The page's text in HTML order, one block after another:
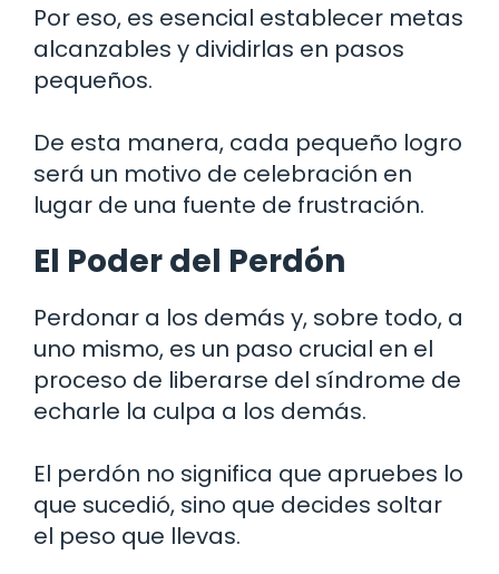
Por eso, es esencial establecer metas
alcanzables y dividirlas en pasos
pequeños.
De esta manera, cada pequeño logro
será un motivo de celebración en
lugar de una fuente de frustración.
El Poder del Perdón
Perdonar a los demás y, sobre todo, a
uno mismo, es un paso crucial en el
proceso de liberarse del síndrome de
echarle la culpa a los demás.
El perdón no significa que apruebes lo
que sucedió, sino que decides soltar
el peso que llevas.